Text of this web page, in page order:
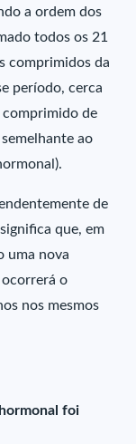
a ordem dos
todos os 21
comprimidos da
período, cerca
comprimido de
ao
de
que, em
uma nova
ocorrerá o
nos mesmos
foi